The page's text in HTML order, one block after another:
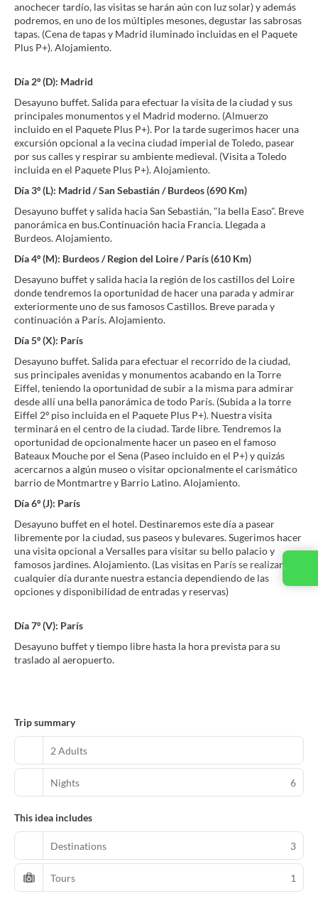
anochecer tardío, las visitas se harán aún con luz solar) y además
podremos, en uno de los múltiples mesones, degustar las sabrosas
tapas. (Cena de tapas y Madrid iluminado incluidas en el Paquete
Plus P+). Alojamiento.
Día 2º (D): Madrid
Desayuno buffet. Salida para efectuar la visita de la ciudad y sus
principales monumentos y el Madrid moderno. (Almuerzo
incluido en el Paquete Plus P+). Por la tarde sugerimos hacer una
excursión opcional a la vecina ciudad imperial de Toledo, pasear
por sus calles y respirar su ambiente medieval. (Visita a Toledo
incluida en el Paquete Plus P+). Alojamiento.
Día 3º (L): Madrid / San Sebastián / Burdeos (690 Km)
Desayuno buffet y salida hacia San Sebastián, "la bella Easo". Breve
panorámica en bus.Continuación hacia Francia. Llegada a
Burdeos. Alojamiento.
Día 4º (M): Burdeos / Region del Loire / París (610 Km)
Desayuno buffet y salida hacia la región de los castillos del Loire
donde tendremos la oportunidad de hacer una parada y admirar
exteriormente uno de sus famosos Castillos. Breve parada y
continuación a París. Alojamiento.
Día 5º (X): París
Desayuno buffet. Salida para efectuar el recorrido de la ciudad,
sus principales avenidas y monumentos acabando en la Torre
Eiffel, teniendo la oportunidad de subir a la misma para admirar
desde allí una bella panorámica de todo París. (Subida a la torre
Eiffel 2º piso incluida en el Paquete Plus P+). Nuestra visita
terminará en el centro de la ciudad. Tarde libre. Tendremos la
oportunidad de opcionalmente hacer un paseo en el famoso
Bateaux Mouche por el Sena (Paseo incluido en el P+) y quizás
acercarnos a algún museo o visitar opcionalmente el carismático
barrio de Montmartre y Barrio Latino. Alojamiento.
Día 6º (J): París
Desayuno buffet en el hotel. Destinaremos este día a pasear
libremente por la ciudad, sus paseos y bulevares. Sugerimos hacer
una visita opcional a Versalles para visitar su bello palacio y
famosos jardines. Alojamiento. (Las visitas en París se realizarán
cualquier día durante nuestra estancia dependiendo de las
opciones y disponibilidad de entradas y reservas)
Día 7º (V): París
Desayuno buffet y tiempo libre hasta la hora prevista para su
traslado al aeropuerto.
Trip summary
2 Adults
Nights 6
This idea includes
Destinations 3
Tours 1
Contact us